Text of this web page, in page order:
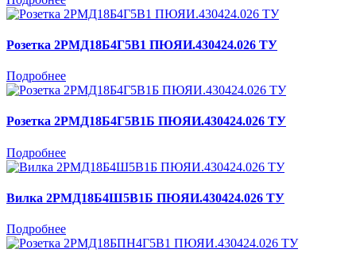
Розетка 2РМД18Б4Г5В1 ПЮЯИ.430424.026 ТУ
Подробнее
Розетка 2РМД18Б4Г5В1Б ПЮЯИ.430424.026 ТУ
Подробнее
Вилка 2РМД18Б4Ш5В1Б ПЮЯИ.430424.026 ТУ
Подробнее